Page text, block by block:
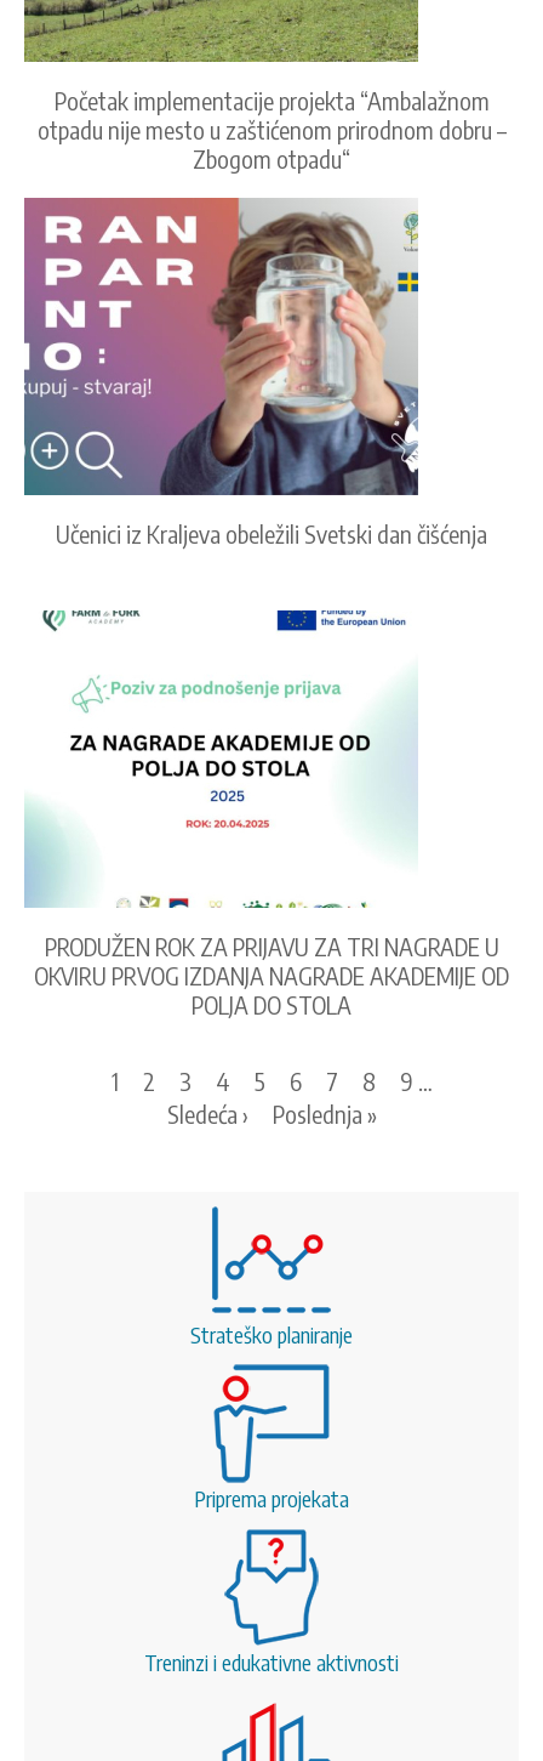
Početak implementacije projekta “Ambalažnom
otpadu nije mesto u zaštićenom prirodnom dobru –
Zbogom otpadu“
Učenici iz Kraljeva obeležili Svetski dan čišćenja
PRODUŽEN ROK ZA PRIJAVU ZA TRI NAGRADE U
OKVIRU PRVOG IZDANJA NAGRADE AKADEMIJE OD
POLJA DO STOLA
PaginationCurrent
1 Page
2 Page
3 Page
4 Page
5 Page
6 Page
7 Page
8 Page
9 …
Next
Sledeća ›
Last
Poslednja »
Strateško planiranje
Priprema projekata
Treninzi i edukativne aktivnosti